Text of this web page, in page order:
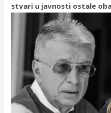
stvari u javnosti ostale